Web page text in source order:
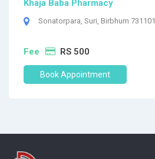
Khaja Baba Pharmacy
Sonatorpara, Suri, Birbhum 731101
Fee RS 500
Book Appointment